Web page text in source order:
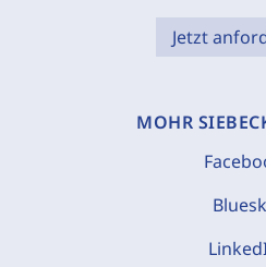
Jetzt
MOHR